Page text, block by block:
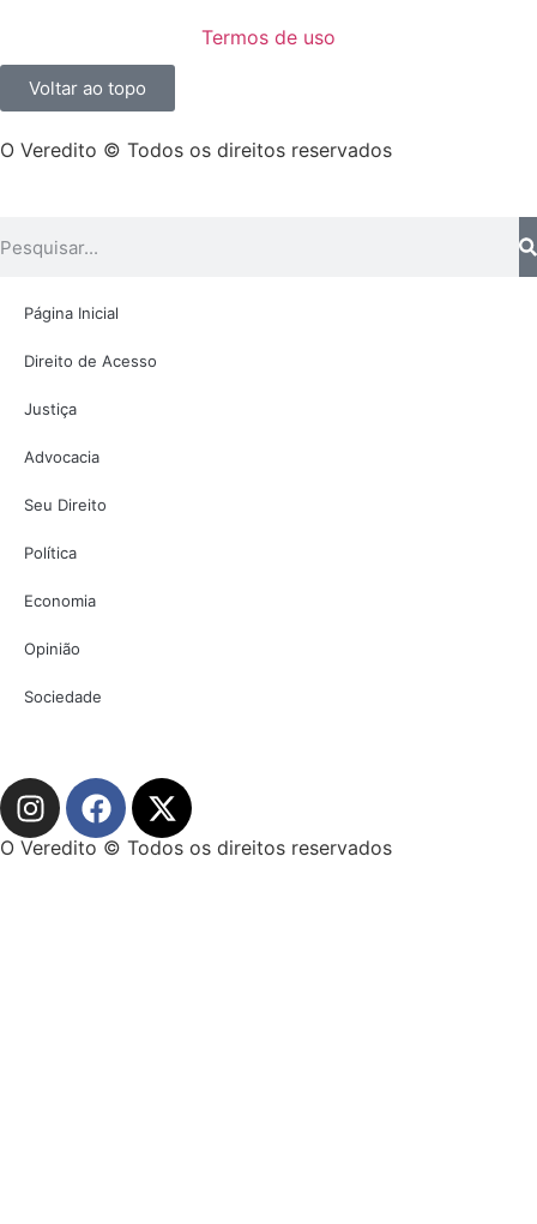
Termos de uso
Voltar ao topo
O Veredito © Todos os direitos reservados
Página Inicial
Direito de Acesso
Justiça
Advocacia
Seu Direito
Política
Economia
Opinião
Sociedade
O Veredito © Todos os direitos reservados